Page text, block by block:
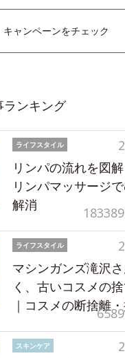
キャンペーンをチェック
ンキング
ライフスタイル
リンパの流れを図
リンパマッサージ
解消
ライフスタイル
マシンガンズ滝沢
く、古いコスメの
｜コスメの断捨離
スキンケア